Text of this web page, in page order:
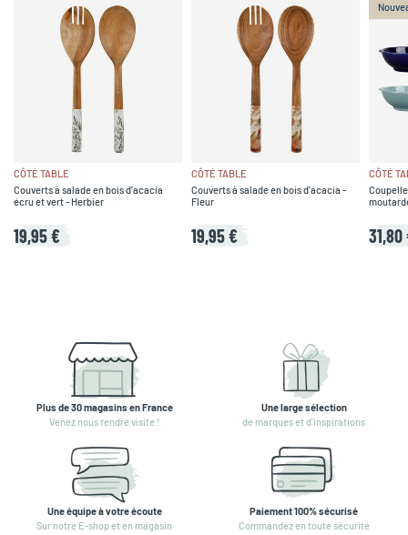
CÔTÉ TABLE
Couverts à salade en bois d'acacia
écru et vert - Herbier
19,95 €
CÔTÉ TABLE
Couverts à salade en bois d'acacia -
Fleur
19,95 €
CÔTÉ
31,80
Plus de 30 magasins en France
Venez nous rendre visite !
Une large sélection
de marques et d'inspirations
Une équipe à votre écoute
Sur notre E-shop et en magasin
Paiement 100% sécurisé
Commandez en toute sécurité